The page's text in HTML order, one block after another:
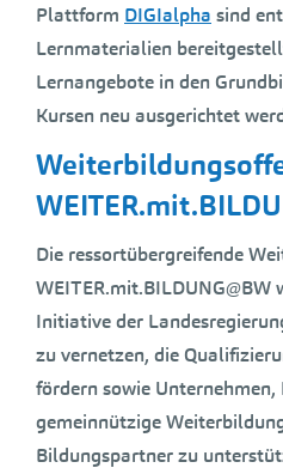
Plattform DIGIalpha sind
Lernmaterialien
Lernangebote in den
Kursen neu ausgerichtet
Die ressortübergreifende
Initiative der
zu vernetzen, die
fördern sowie Unternehmen,
gemeinnützige
Bildungspartner zu